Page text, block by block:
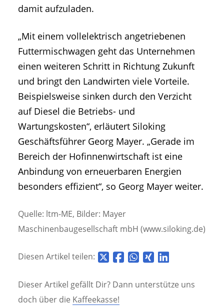
damit aufzuladen.
„Mit einem vollelektrisch angetriebenen
Futtermischwagen geht das Unternehmen
einen weiteren Schritt in Richtung Zukunft
und bringt den Landwirten viele Vorteile.
Beispielsweise sinken durch den Verzicht
auf Diesel die Betriebs- und
Wartungskosten“, erläutert Siloking
Geschäftsführer Georg Mayer. „Gerade im
Bereich der Hofinnenwirtschaft ist eine
Anbindung von erneuerbaren Energien
besonders effizient“, so Georg Mayer weiter.
Quelle: ltm-ME, Bilder: Mayer
Maschinenbaugesellschaft mbH (www.siloking.de)
Diesen Artikel teilen:
Dieser Artikel gefällt Dir? Dann unterstütze uns
doch über die Kaffeekasse!